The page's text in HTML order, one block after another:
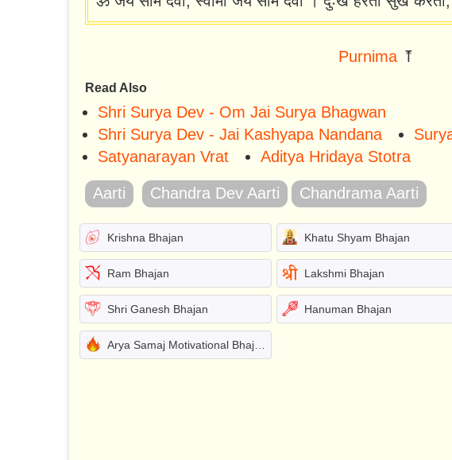
Purnima ⤒
Read Also
Shri Surya Dev - Om Jai Surya Bhagwan
Shri Surya Dev - Jai Kashyapa Nandana
Satyanarayan Vrat
Aditya Hridaya Stotra
Aarti Chandra Dev Aarti Chandrama Aarti
Krishna Bhajan Khatu Shyam Bhajan
Ram Bhajan Lakshmi Bhajan
Shri Ganesh Bhajan Hanuman Bhajan
Arya Samaj Motivational Bhajans